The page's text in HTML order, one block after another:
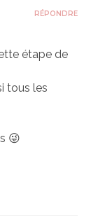
étape de
tous les
😜
RÉPONDRE